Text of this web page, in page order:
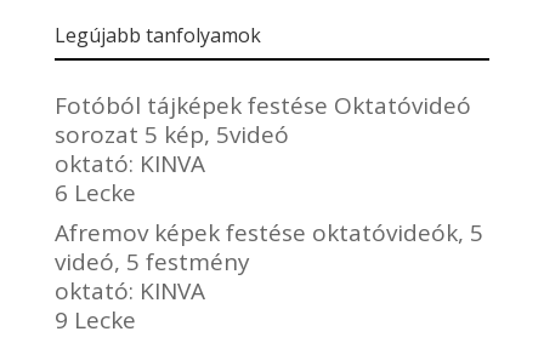
Legújabb tanfolyamok
Fotóból tájképek festése Oktatóvideó
sorozat 5 kép, 5videó
oktató: KINVA
6 Lecke
Afremov képek festése oktatóvideók, 5
videó, 5 festmény
oktató: KINVA
9 Lecke